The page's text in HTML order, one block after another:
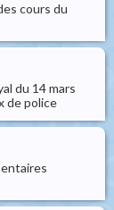
cours du
du 14 mars
de police